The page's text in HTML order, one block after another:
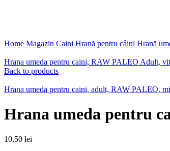
Home Magazin Caini Hrană pentru câini Hrană
Hrana umeda pentru caini, RAW PALEO Adult,
Back to products
Hrana umeda pentru caini, adult, RAW PALEO,
Hrana umeda pentru
10,50 lei